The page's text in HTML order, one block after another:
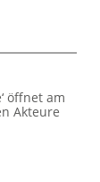
öffnet am
Akteure